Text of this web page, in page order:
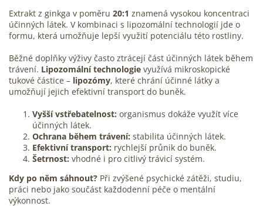
Extrakt z ginkga v poměru 20:1 znamená vysokou koncentraci
účinných látek. V kombinaci s lipozomální technologií jde o
formu, která umožňuje lepší využití potenciálu této rostliny.
Běžné doplňky výživy často ztrácejí část účinných látek během
trávení. Lipozomální technologie využívá mikroskopické
tukové částice – lipozómy, které chrání účinné látky a
umožňují jejich efektivní transport do buněk.
Vyšší vstřebatelnost: organismus dokáže využít více
účinných látek.
Ochrana během trávení: stabilita účinných látek.
Efektivní transport: rychlejší průnik do buněk.
Šetrnost: vhodné i pro citlivý trávicí systém.
Kdy po něm sáhnout? Při zvýšené psychické zátěži, studiu,
práci nebo jako součást každodenní péče o mentální
výkonnost.